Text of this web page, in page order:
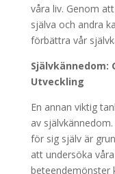
våra liv. Genom
själva och andra
förbättra vår
Självkännedom:
Utveckling
En annan viktig
av
för sig själv är
att undersöka
beteendemönster